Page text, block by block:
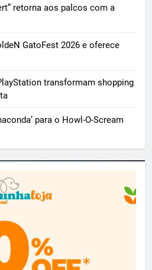
retorna aos palcos com a
GatoFest 2026 e oferece
transformam shopping
para o Howl-O-Scream